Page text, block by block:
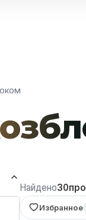
Найдено30
Избранное